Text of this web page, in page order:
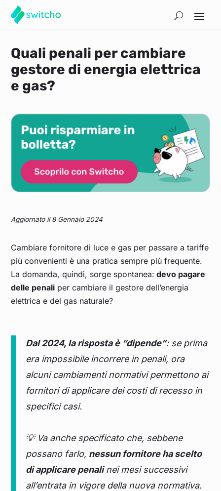
Quali penali per cambiare
gestore di energia elettrica
e gas?
Aggiornato il 8 Gennaio 2024
Cambiare fornitore di luce e gas per passare a tariffe
più convenienti è una pratica sempre più frequente.
La domanda, quindi, sorge spontanea: devo pagare
delle penali per cambiare il gestore dell’energia
elettrica e del gas naturale?
Dal 2024, la risposta è “dipende”: se prima
era impossibile incorrere in penali, ora
alcuni cambiamenti normativi permettono ai
fornitori di applicare dei costi di recesso in
specifici casi.
💡 Va anche specificato che, sebbene
possano farlo, nessun fornitore ha scelto
di applicare penalinei mesi successivi
all’entrata in vigore della nuova normativa.